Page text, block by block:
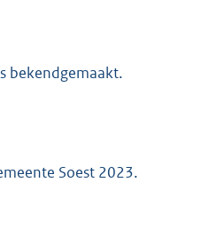
bekendgemaakt.
Soest 2023.